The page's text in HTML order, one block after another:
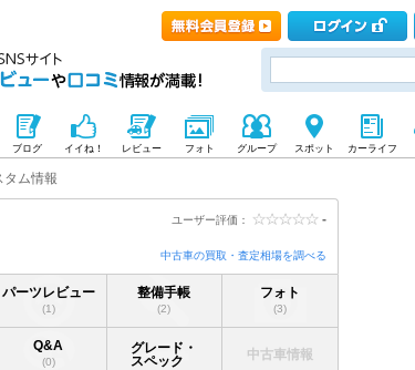
ブログ イイね！ レビュー フォト グループ スポット カーライフ
タム情報
ユーザー評価： -
中古車の買取・査定相場を調べる
パーツレビュー
(1)
整備手帳
(2)
フォト
(3)
Q&A
(0)
グレード・
スペック
中古車情報